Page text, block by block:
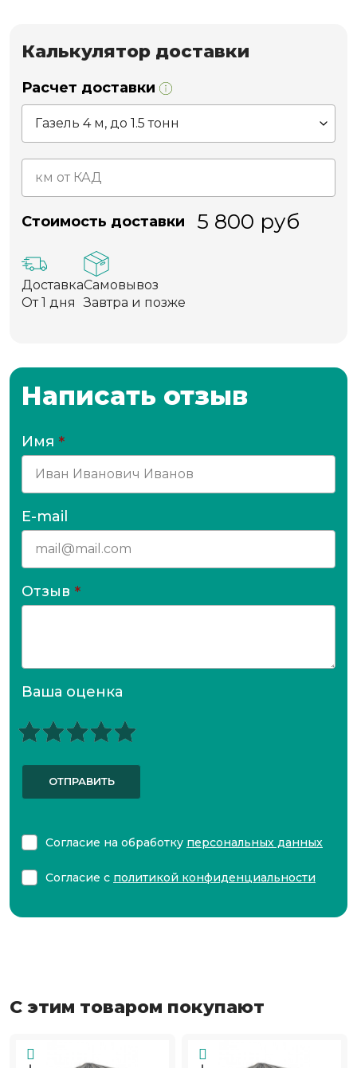
Калькулятор доставки
Расчет доставки
Стоимость доставки 5 800 руб
Доставка
От 1 дня
Самовывоз
Завтра и позже
Написать отзыв
Имя *
E-mail
Отзыв *
Ваша оценка
ОТПРАВИТЬ
Согласие на обработку персональных данных
Согласие с политикой конфиденциальности
С этим товаром покупают